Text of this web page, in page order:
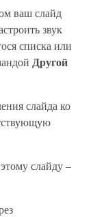
ваш слайд
звук
списка или
Другой
слайда ко
слайду –